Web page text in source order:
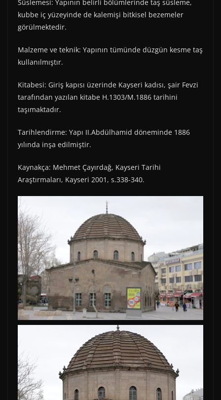
Süslemesi: Yapının belirli bölümlerinde taş süsleme,
kubbe iç yüzeyinde de kalemişi bitkisel bezemeler
görülmektedir.
Malzeme ve teknik: Yapının tümünde düzgün kesme taş
kullanılmıştır.
Kitabesi: Giriş kapısı üzerinde Kayseri kadısı, şair Fevzi
tarafından yazılan kitabe H.1303/M.1886 tarihini
taşımaktadır.
Tarihlendirme: Yapı II.Abdülhamid döneminde 1886
yılında inşa edilmiştir.
Kaynakça: Mehmet Çayırdağ, Kayseri Tarihi
Araştırmaları, Kayseri 2001, s.338-340.